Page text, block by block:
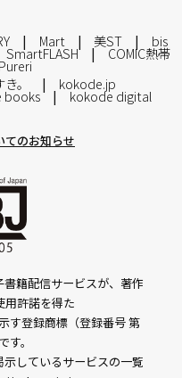
Mart 美ST bis
SmartFLASH COMIC熱帯
。 kokode.jp
books kokode digital
てのお知らせ
籍配信サービスが、著作
用許諾を得た
す登録商標（登録番号 第
す。
しているサービスの一覧